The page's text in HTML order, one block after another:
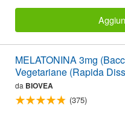
MELATONINA 3mg
Vegetariane (Rapida
da BIOVEA
(375)